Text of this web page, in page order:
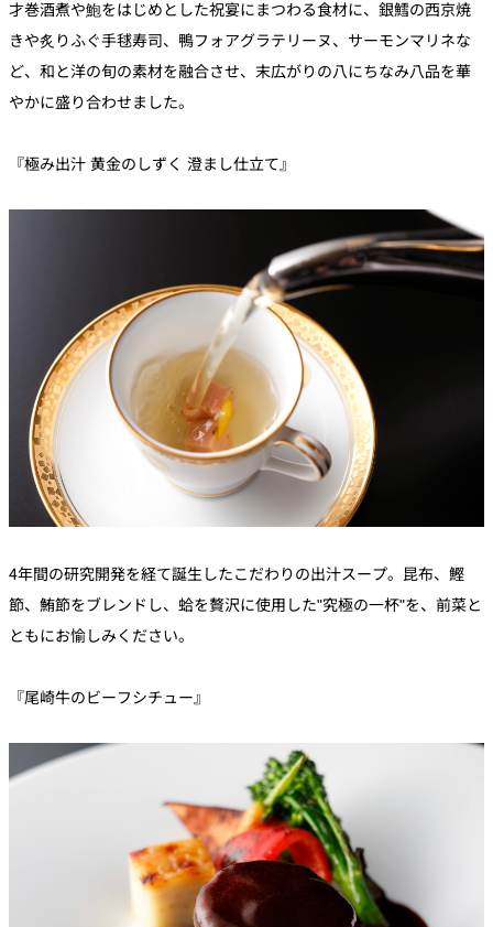
才巻酒煮や鮑をはじめとした祝宴にまつわる食材に、銀鱈の西京焼
きや炙りふぐ手毬寿司、鴨フォアグラテリーヌ、サーモンマリネな
ど、和と洋の旬の素材を融合させ、末広がりの八にちなみ八品を華
やかに盛り合わせました。
『極み出汁 黄金のしずく 澄まし仕立て』
4年間の研究開発を経て誕生したこだわりの出汁スープ。昆布、鰹
節、鮪節をブレンドし、蛤を贅沢に使用した"究極の一杯"を、前菜と
ともにお愉しみください。
『尾崎牛のビーフシチュー』